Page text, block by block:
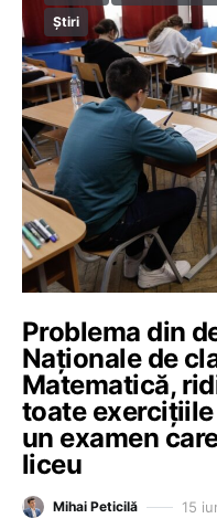
Știri
Problema din
Naționale de
Matematică,
toate
un examen
liceu
Mihai Peticilă 15